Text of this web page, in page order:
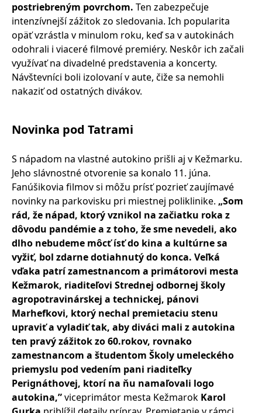
postriebreným povrchom. Ten zabezpečuje
intenzívnejší zážitok zo sledovania. Ich popularita
opäť vzrástla v minulom roku, keď sa v autokinách
odohrali i viaceré filmové premiéry. Neskôr ich začali
využívať na divadelné predstavenia a koncerty.
Návštevníci boli izolovaní v aute, čiže sa nemohli
nakaziť od ostatných divákov.
Novinka pod Tatrami
S nápadom na vlastné autokino prišli aj v Kežmarku.
Jeho slávnostné otvorenie sa konalo 11. júna.
Fanúšikovia filmov si môžu prísť pozrieť zaujímavé
novinky na parkovisku pri miestnej poliklinike. „Som
rád, že nápad, ktorý vznikol na začiatku roka z
dôvodu pandémie a z toho, že sme nevedeli, ako
dlho nebudeme môcť ísť do kina a kultúrne sa
vyžiť, bol zdarne dotiahnutý do konca. Veľká
vďaka patrí zamestnancom a primátorovi mesta
Kežmarok, riaditeľovi Strednej odbornej školy
agropotravinárskej a technickej, pánovi
Marhefkovi, ktorý nechal premietaciu stenu
upraviť a vyladiť tak, aby diváci mali z autokina
ten pravý zážitok zo 60.rokov, rovnako
zamestnancom a študentom Školy umeleckého
priemyslu pod vedením pani riaditeľky
Perignáthovej, ktorí na ňu namaľovali logo
autokina,”viceprimátor mesta Kežmarok Karol